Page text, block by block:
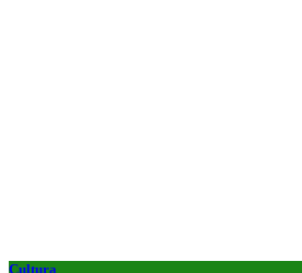
Cultura